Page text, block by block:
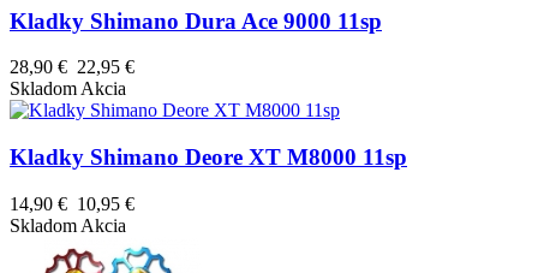
Kladky Shimano Dura Ace 9000 11sp
28,90 € 22,95 €
Skladom Akcia
Kladky Shimano Deore XT M8000 11sp
14,90 € 10,95 €
Skladom Akcia